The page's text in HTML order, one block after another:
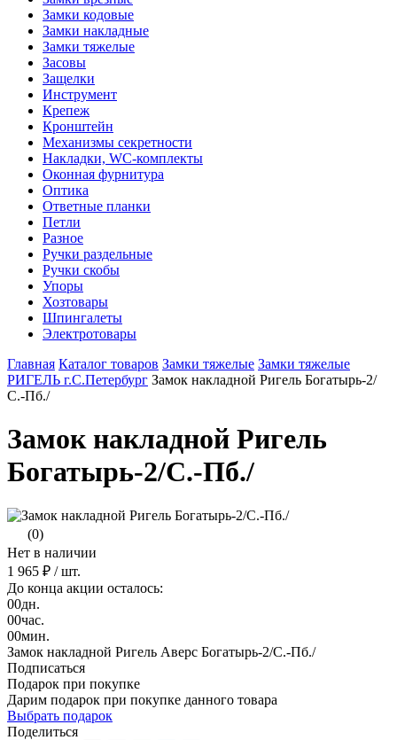
Замки кодовые
Замки накладные
Замки тяжелые
Засовы
Защелки
Инструмент
Крепеж
Кронштейн
Механизмы секретности
Накладки, WC-комплекты
Оконная фурнитура
Оптика
Ответные планки
Петли
Разное
Ручки раздельные
Ручки скобы
Упоры
Хозтовары
Шпингалеты
Электротовары
Главная Каталог товаров Замки тяжелые Замки тяжелые
РИГЕЛЬ г.С.Петербург Замок накладной Ригель Богатырь-2/
С.-Пб./
Замок накладной Ригель
Богатырь-2/С.-Пб./
(0)
Нет в наличии
1 965 ₽ / шт.
До конца акции осталось:
00дн.
00час.
00мин.
Замок накладной Ригель Аверс Богатырь-2/С.-Пб./
Подписаться
Подарок при покупке
Дарим подарок при покупке данного товара
Выбрать подарок
Поделиться